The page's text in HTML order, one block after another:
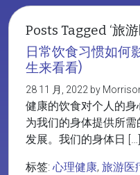
Posts Tagged ‘旅
日常饮食习惯如何
生来看看)
28 11 月, 2022 by
健康的饮食对个人的
为我们的身体提供所
发展。我们的身体日 […]
标签: 心理健康, 旅游医